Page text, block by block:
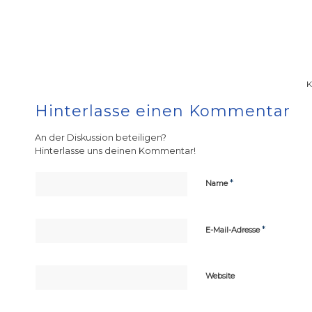
Hinterlasse einen Kommentar
An der Diskussion beteiligen?
Hinterlasse uns deinen Kommentar!
Name*
E-Mail-Adresse*
Website